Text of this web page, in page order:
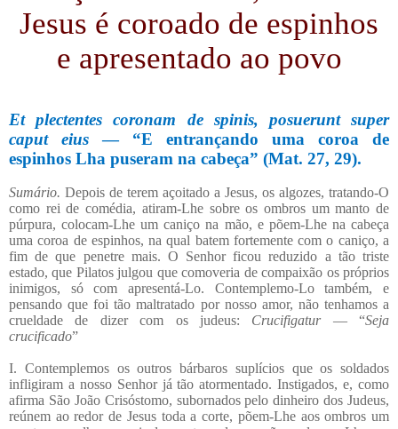
Jesus é coroado de espinhos
e apresentado ao povo
Et plectentes coronam de spinis, posuerunt super
caput eius — “E entrançando uma coroa de
espinhos Lha puseram na cabeça” (Mat. 27, 29).
Sumário. Depois de terem açoitado a Jesus, os algozes, tratando-O
como rei de comédia, atiram-Lhe sobre os ombros um manto de
púrpura, colocam-Lhe um caniço na mão, e põem-Lhe na cabeça
uma coroa de espinhos, na qual batem fortemente com o caniço, a
fim de que penetre mais. O Senhor ficou reduzido a tão triste
estado, que Pilatos julgou que comoveria de compaixão os próprios
inimigos, só com apresentá-Lo. Contemplemo-Lo também, e
pensando que foi tão maltratado por nosso amor, não tenhamos a
crueldade de dizer com os judeus: Crucifigatur— “Seja
crucificado”
I. Contemplemos os outros bárbaros suplícios que os soldados
infligiram a nosso Senhor já tão atormentado. Instigados, e, como
afirma São João Crisóstomo, subornados pelo dinheiro dos Judeus,
reúnem ao redor de Jesus toda a corte, põem-Lhe aos ombros um